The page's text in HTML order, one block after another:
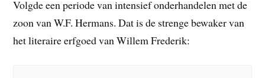
Volgde een periode van intensief onderhandelen met de
zoon van W.F. Hermans. Dat is de strenge bewaker van
het literaire erfgoed van Willem Frederik: